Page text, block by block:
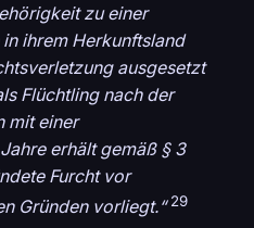
zu einer
ihrem Herkunftsland
ausgesetzt
Flüchtling nach der
mit einer
erhält gemäß § 3
Furcht vor
Gründen vorliegt.“ 29